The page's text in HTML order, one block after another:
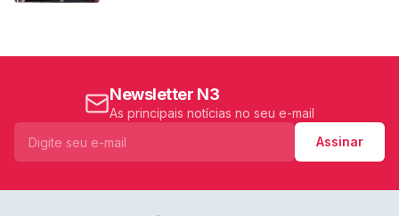
Newsletter N3
As principais notícias no seu e-mail
Assinar